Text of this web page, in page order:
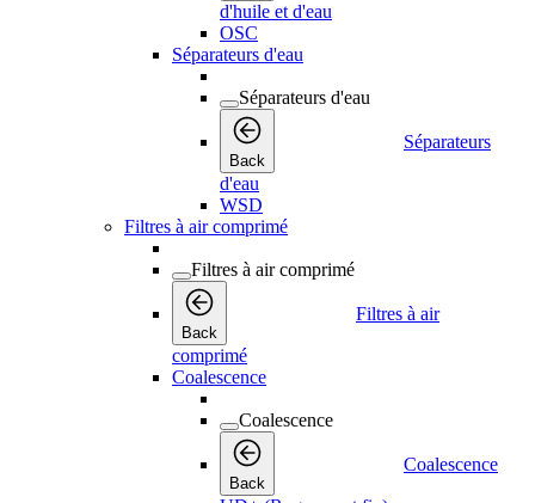
d'huile et d'eau
OSC
Séparateurs d'eau
Séparateurs d'eau
Back
Séparateurs
d'eau
WSD
Filtres à air comprimé
Filtres à air comprimé
Back
Filtres à air
comprimé
Coalescence
Coalescence
Back
Coalescence